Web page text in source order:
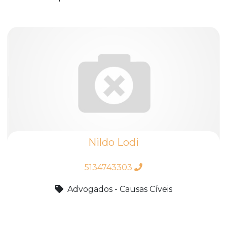
Nildo Lodi
5134743303
Advogados - Causas Cíveis